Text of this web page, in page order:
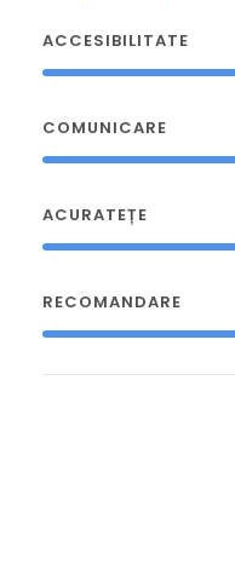
ACCESIBILITATE
COMUNICARE
ACURATEȚE
RECOMANDARE